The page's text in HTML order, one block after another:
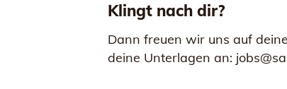
Klingt nach dir?
Dann freuen wir uns auf
deine Unterlagen an: